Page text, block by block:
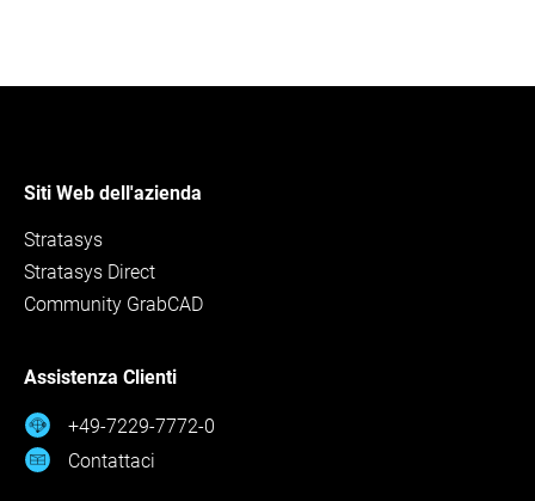
Siti Web dell'azienda
Stratasys
Stratasys Direct
Community GrabCAD
Assistenza Clienti
+49-7229-7772-0
Contattaci